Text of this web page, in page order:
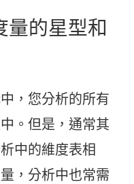
量的星型和
，您分析的所有
。但是，通常其
中的維度表相
，分析中也常需